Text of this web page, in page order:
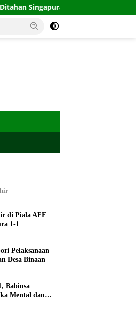
1 10 Kartu Legacy 100
di Piala AFF
1-1
Pelaksanaan
Desa Binaan
Babinsa
Mental dan